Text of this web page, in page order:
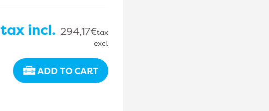
tax incl. 294,17€tax
excl.
ADD TO CART